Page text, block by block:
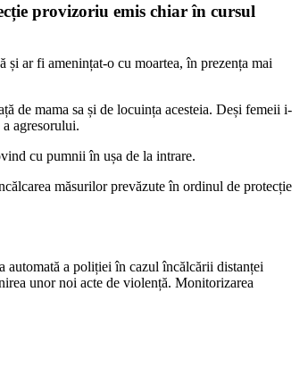
provizoriu emis chiar în cursul
ar fi amenințat-o cu moartea, în prezența mai
de mama sa și de locuința acesteia. Deși femeii i-
agresorului.
cu pumnii în ușa de la intrare.
măsurilor prevăzute în ordinul de protecție
automată a poliției în cazul încălcării distanței
unor noi acte de violență. Monitorizarea